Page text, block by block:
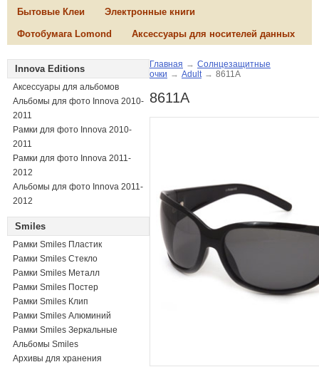
Бытовые Клеи Электронные книги
Фотобумага Lomond Аксессуары для носителей данных
Innova Editions
Аксессуары для альбомов
Альбомы для фото Innova 2010-
2011
Рамки для фото Innova 2010-
2011
Рамки для фото Innova 2011-
2012
Альбомы для фото Innova 2011-
2012
Smiles
Рамки Smiles Пластик
Рамки Smiles Стекло
Рамки Smiles Металл
Рамки Smiles Постер
Рамки Smiles Клип
Рамки Smiles Алюминий
Рамки Smiles Зеркальные
Альбомы Smiles
Архивы для хранения
Главная → Солнцезащитные
очки → Adult → 8611A
8611A